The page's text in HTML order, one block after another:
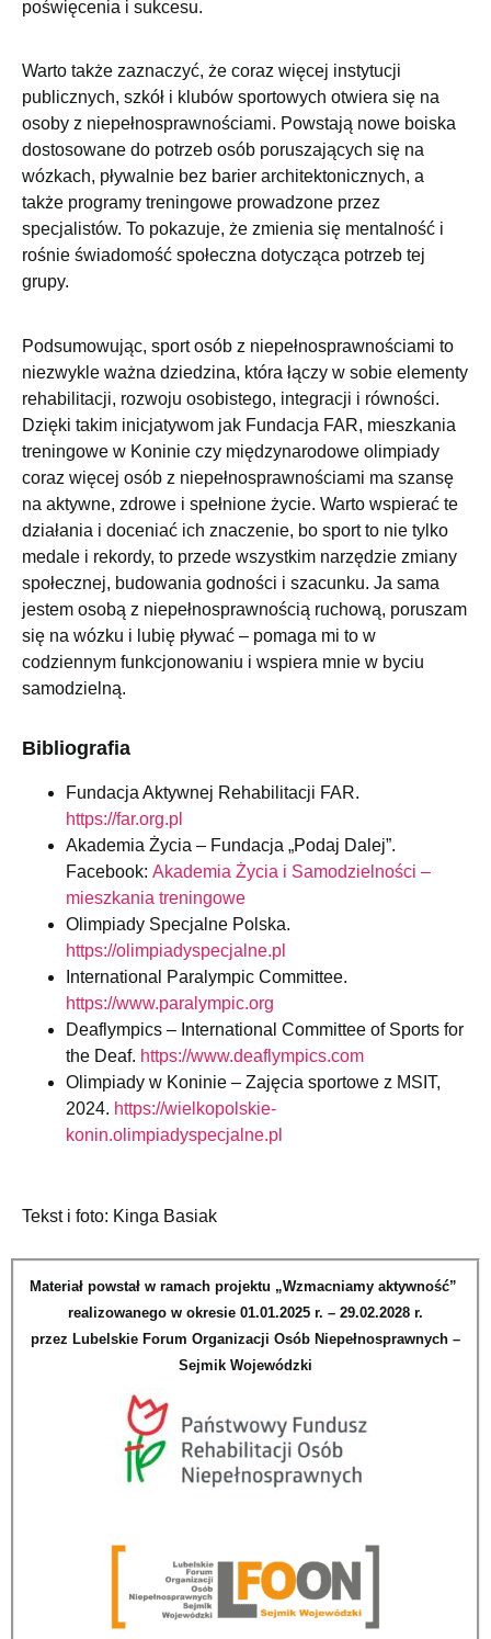
poświęcenia i sukcesu.
Warto także zaznaczyć, że coraz więcej instytucji
publicznych, szkół i klubów sportowych otwiera się na
osoby z niepełnosprawnościami. Powstają nowe boiska
dostosowane do potrzeb osób poruszających się na
wózkach, pływalnie bez barier architektonicznych, a
także programy treningowe prowadzone przez
specjalistów. To pokazuje, że zmienia się mentalność i
rośnie świadomość społeczna dotycząca potrzeb tej
grupy.
Podsumowując, sport osób z niepełnosprawnościami to
niezwykle ważna dziedzina, która łączy w sobie elementy
rehabilitacji, rozwoju osobistego, integracji i równości.
Dzięki takim inicjatywom jak Fundacja FAR, mieszkania
treningowe w Koninie czy międzynarodowe olimpiady
coraz więcej osób z niepełnosprawnościami ma szansę
na aktywne, zdrowe i spełnione życie. Warto wspierać te
działania i doceniać ich znaczenie, bo sport to nie tylko
medale i rekordy, to przede wszystkim narzędzie zmiany
społecznej, budowania godności i szacunku. Ja sama
jestem osobą z niepełnosprawnością ruchową, poruszam
się na wózku i lubię pływać – pomaga mi to w
codziennym funkcjonowaniu i wspiera mnie w byciu
samodzielną.
Bibliografia
Fundacja Aktywnej Rehabilitacji FAR.
https://far.org.pl
Akademia Życia – Fundacja „Podaj Dalej”.
Facebook: Akademia Życia i Samodzielności –
mieszkania treningowe
Olimpiady Specjalne Polska.
https://olimpiadyspecjalne.pl
International Paralympic Committee.
https://www.paralympic.org
Deaflympics – International Committee of Sports for
the Deaf. https://www.deaflympics.com
Olimpiady w Koninie – Zajęcia sportowe z MSIT,
2024. https://wielkopolskie-
konin.olimpiadyspecjalne.pl
Tekst i foto: Kinga Basiak
Materiał powstał w ramach projektu „Wzmacniamy aktywność”
realizowanego w okresie 01.01.2025 r. – 29.02.2028 r.
przez Lubelskie Forum Organizacji Osób Niepełnosprawnych –
Sejmik Wojewódzki